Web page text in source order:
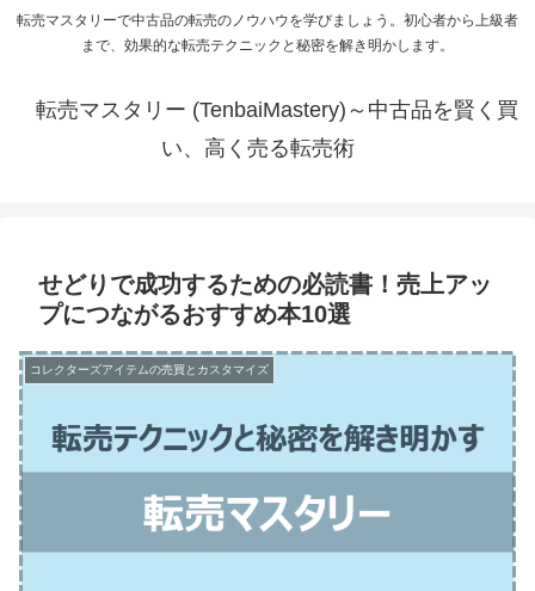
転売マスタリーで中古品の転売のノウハウを学びましょう。初心者から上級者
まで、効果的な転売テクニックと秘密を解き明かします。
転売マスタリー (TenbaiMastery)～中古品を賢く買
い、高く売る転売術
せどりで成功するための必読書！売上アッ
プにつながるおすすめ本10選
コレクターズアイテムの売買とカスタマイズ